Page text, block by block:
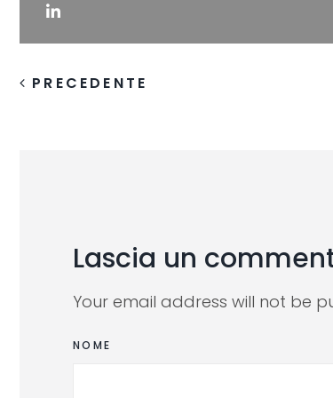
PRECEDENTE
Lascia un
Your email address will not be
NOME